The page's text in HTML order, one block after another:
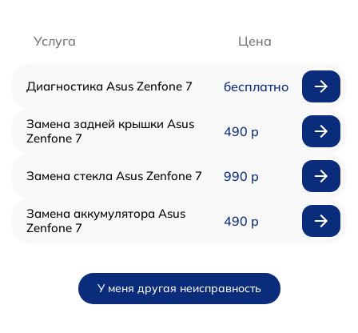
Услуга Цена
Диагностика Asus Zenfone 7 бесплатно
Замена задней крышки Asus
Zenfone 7
490 р
Замена стекла Asus Zenfone 7 990 р
Замена аккумулятора Asus
Zenfone 7
490 р
У меня другая неисправность